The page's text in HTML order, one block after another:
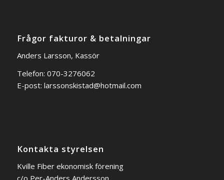
Frågor fakturor & betalningar
Anders Larsson, Kassör
Telefon: 070-3276062
E-post: larssonskistad@hotmail.com
Kontakta styrelsen
Kville Fiber ekonomisk förening
c/o Per-Anders Andersson